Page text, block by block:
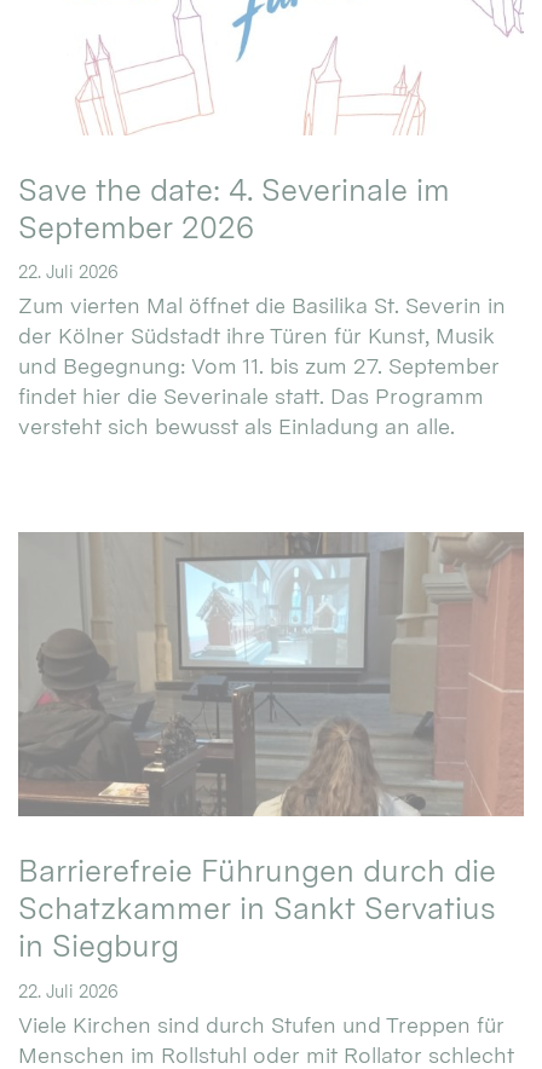
Save the date: 4. Severinale im
September 2026
22. Juli 2026
Zum vierten Mal öffnet die Basilika St. Severin in
der Kölner Südstadt ihre Türen für Kunst, Musik
und Begegnung: Vom 11. bis zum 27. September
findet hier die Severinale statt. Das Programm
versteht sich bewusst als Einladung an alle.
Barrierefreie Führungen durch die
Schatzkammer in Sankt Servatius
in Siegburg
22. Juli 2026
Viele Kirchen sind durch Stufen und Treppen für
Menschen im Rollstuhl oder mit Rollator schlecht